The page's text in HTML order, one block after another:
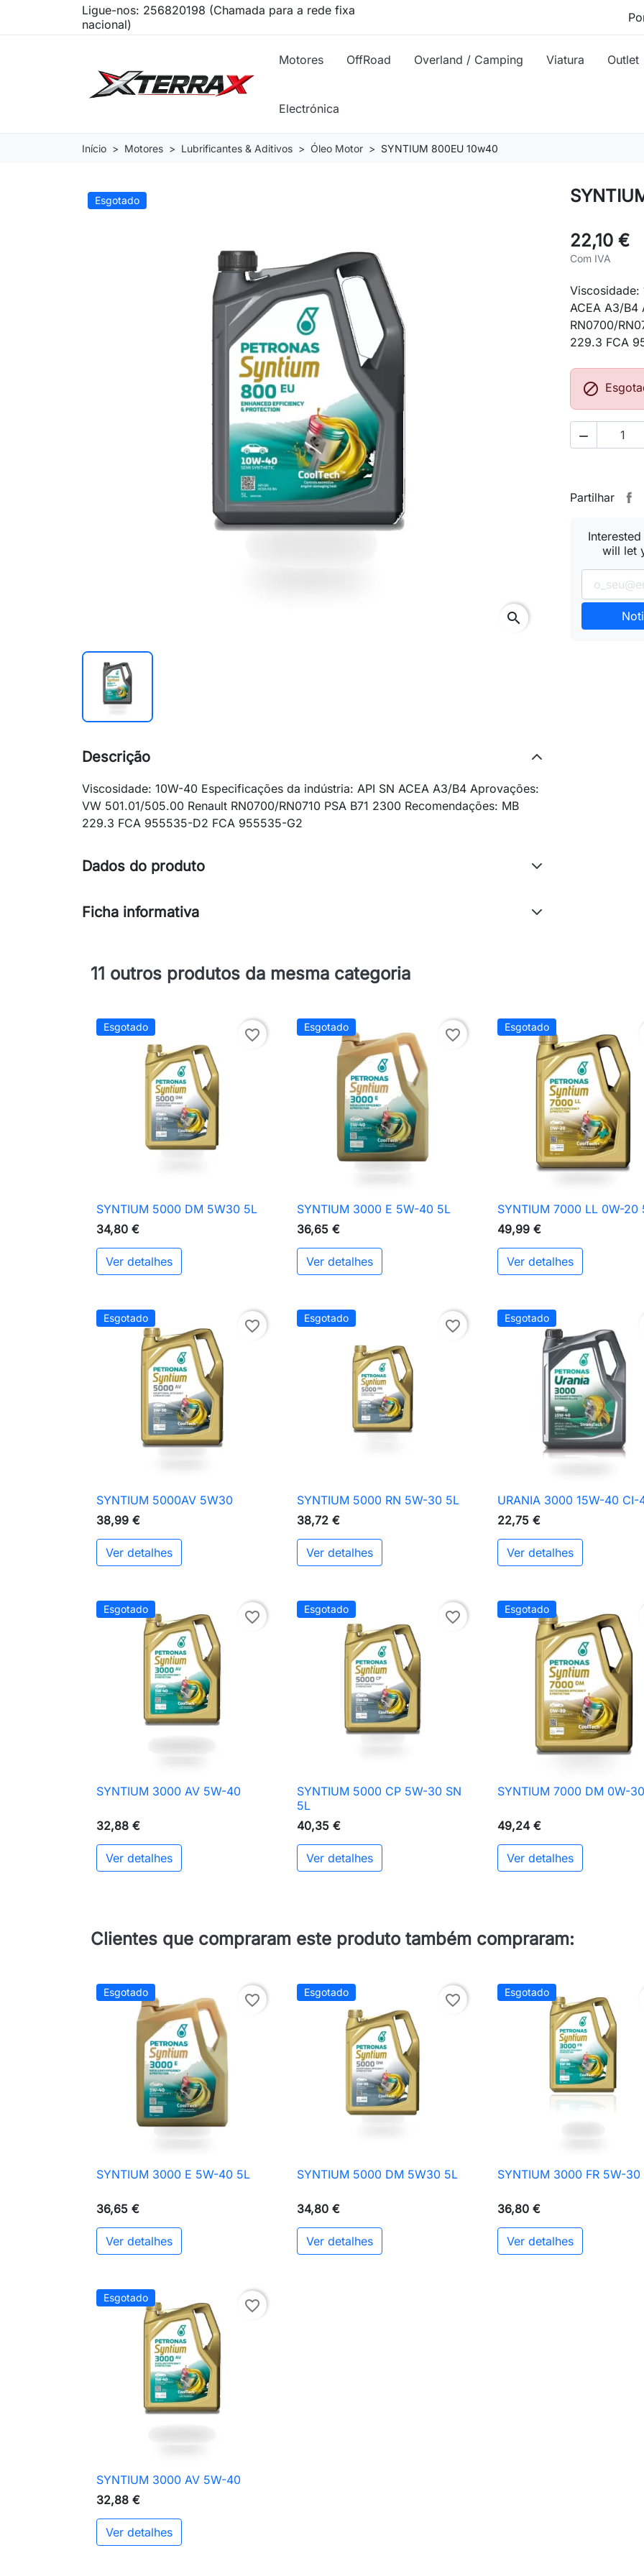
Ligue-nos: 256820198 (Chamada para a rede fixa
nacional)
Motores OffRoad Overland / Camping Viatura Outlet
Electrónica
Início Motores Lubrificantes & Aditivos Óleo Motor SYNTIUM 800EU 10w40
Esgotado
search
22,10 €
Com IVA
Viscosidade:
ACEA A3/B4
RN0700/
229.3 FCA


Partilhar
will let
Descrição
Viscosidade: 10W-40 Especificações da indústria: API SN ACEA A3/B4 Aprovações:
VW 501.01/505.00 Renault RN0700/RN0710 PSA B71 2300 Recomendações: MB
229.3 FCA 955535-D2 FCA 955535-G2
Dados do produto
Ficha informativa
11 outros produtos da mesma categoria
Esgotado favorite_border
 Vista rápida
SYNTIUM 5000 DM 5W30 5L
34,80 €
Ver detalhes
Esgotado favorite_border
 Vista rápida
SYNTIUM 3000 E 5W-40 5L
36,65 €
Ver detalhes
Esgotado
 Vista rápida
SYNTIUM 7000 LL 0W-20
49,99 €
Ver detalhes
Esgotado favorite_border
 Vista rápida
SYNTIUM 5000AV 5W30
38,99 €
Ver detalhes
Esgotado favorite_border
 Vista rápida
SYNTIUM 5000 RN 5W-30 5L
38,72 €
Ver detalhes
Esgotado
 Vista rápida
URANIA 3000 15W-40 CI-
22,75 €
Ver detalhes
Esgotado favorite_border
 Vista rápida
SYNTIUM 3000 AV 5W-40
32,88 €
Ver detalhes
Esgotado favorite_border
 Vista rápida
SYNTIUM 5000 CP 5W-30 SN
5L
40,35 €
Ver detalhes
Esgotado
 Vista rápida
SYNTIUM 7000 DM 0W-
49,24 €
Ver detalhes
Clientes que compraram este produto também compraram:
Esgotado favorite_border
 Vista rápida
SYNTIUM 3000 E 5W-40 5L
36,65 €
Ver detalhes
Esgotado favorite_border
 Vista rápida
SYNTIUM 5000 DM 5W30 5L
34,80 €
Ver detalhes
Esgotado
 Vista rápida
SYNTIUM 3000 FR 5W-30
36,80 €
Ver detalhes
Esgotado favorite_border
 Vista rápida
SYNTIUM 3000 AV 5W-40
32,88 €
Ver detalhes